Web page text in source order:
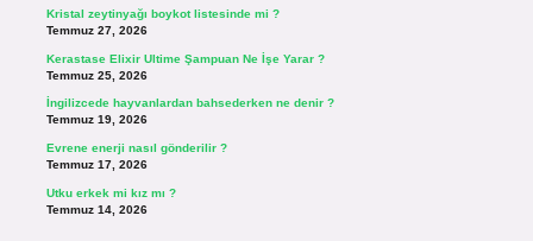
Kristal zeytinyağı boykot listesinde mi ?
Temmuz 27, 2026
Kerastase Elixir Ultime Şampuan Ne İşe Yarar ?
Temmuz 25, 2026
İngilizcede hayvanlardan bahsederken ne denir ?
Temmuz 19, 2026
Evrene enerji nasıl gönderilir ?
Temmuz 17, 2026
Utku erkek mi kız mı ?
Temmuz 14, 2026